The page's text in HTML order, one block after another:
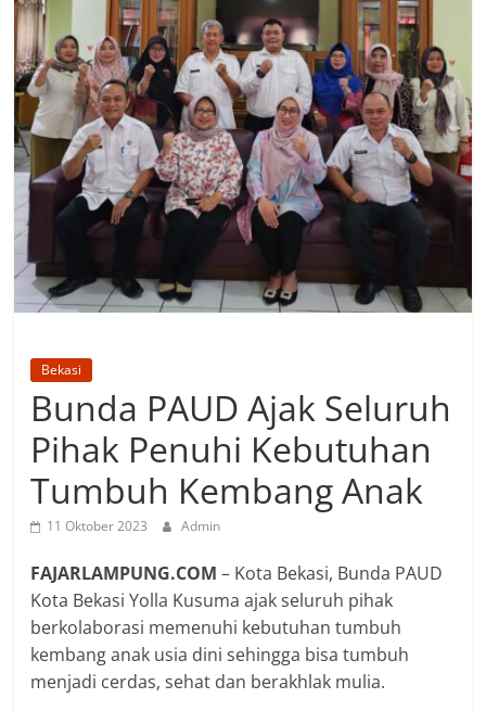
Bekasi
Bunda PAUD Ajak Seluruh
Pihak Penuhi Kebutuhan
Tumbuh Kembang Anak
11 Oktober 2023 Admin
FAJARLAMPUNG.COM– Kota Bekasi, Bunda PAUD
Kota Bekasi Yolla Kusuma ajak seluruh pihak
berkolaborasi memenuhi kebutuhan tumbuh
kembang anak usia dini sehingga bisa tumbuh
menjadi cerdas, sehat dan berakhlak mulia.